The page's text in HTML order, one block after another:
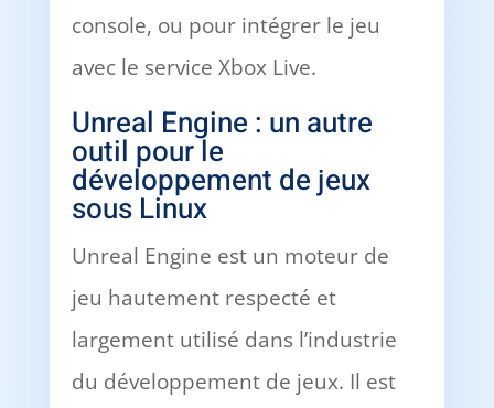
console, ou pour intégrer le jeu
avec le service Xbox Live.
Unreal Engine : un autre
outil pour le
développement de jeux
sous Linux
Unreal Engine est un moteur de
jeu hautement respecté et
largement utilisé dans l’industrie
du développement de jeux. Il est